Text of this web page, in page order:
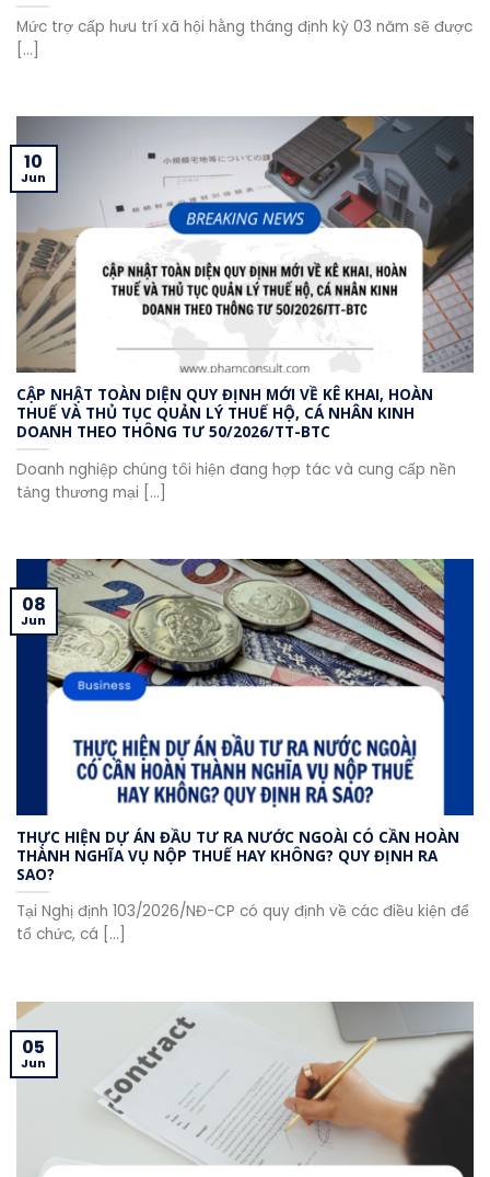
Mức trợ cấp hưu trí xã hội hằng tháng định kỳ 03 năm sẽ được
[...]
CẬP NHẬT TOÀN DIỆN QUY ĐỊNH MỚI VỀ KÊ KHAI, HOÀN
THUẾ VÀ THỦ TỤC QUẢN LÝ THUẾ HỘ, CÁ NHÂN KINH
DOANH THEO THÔNG TƯ 50/2026/TT-BTC
Doanh nghiệp chúng tôi hiện đang hợp tác và cung cấp nền
tảng thương mại [...]
10
Jun
THỰC HIỆN DỰ ÁN ĐẦU TƯ RA NƯỚC NGOÀI CÓ CẦN HOÀN
THÀNH NGHĨA VỤ NỘP THUẾ HAY KHÔNG? QUY ĐỊNH RA
SAO?
Tại Nghị định 103/2026/NĐ-CP có quy định về các điều kiện để
tổ chức, cá [...]
08
Jun
05
Jun